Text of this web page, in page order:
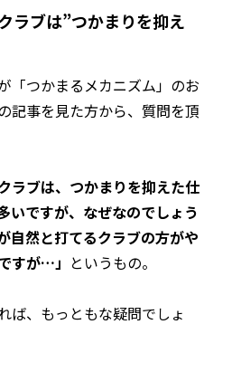
ラブは”つかまりを抑え
「つかまるメカニズム」のお
記事を見た方から、質問を頂
ラブは、つかまりを抑えた仕
いですが、なぜなのでしょう
自然と打てるクラブの方がや
すが…」 というもの。
ば、もっともな疑問でしょ